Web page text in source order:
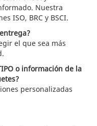
Nuestra
ISO, BRC y BSCI.
el que sea más
o información de la
personalizadas